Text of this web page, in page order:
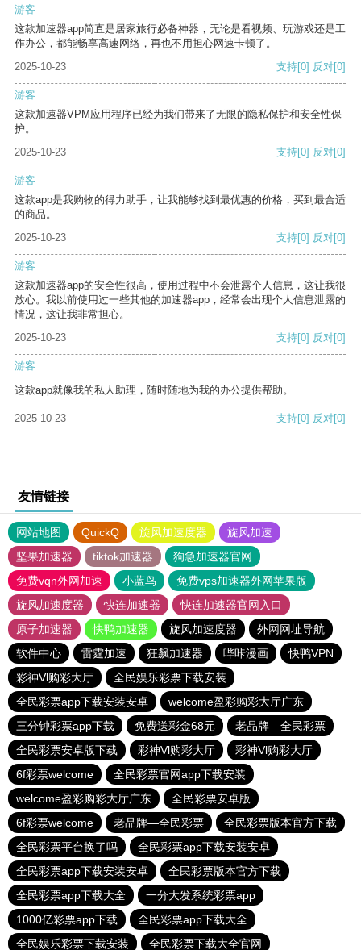
游客
这款加速器app简直是居家旅行必备神器，无论是看视频、玩游戏还是工
作办公，都能畅享高速网络，再也不用担心网速卡顿了。
2025-10-23
支持[0] 反对[0]
游客
这款加速器VPM应用程序已经为我们带来了无限的隐私保护和安全性保
护。
2025-10-23
支持[0] 反对[0]
游客
这款app是我购物的得力助手，让我能够找到最优惠的价格，买到最合适
的商品。
2025-10-23
支持[0] 反对[0]
游客
这款加速器app的安全性很高，使用过程中不会泄露个人信息，这让我很
放心。我以前使用过一些其他的加速器app，经常会出现个人信息泄露的
情况，这让我非常担心。
2025-10-23
支持[0] 反对[0]
游客
这款app就像我的私人助理，随时随地为我的办公提供帮助。
2025-10-23 支持[0] 反对[0]
友情链接
网站地图 QuickQ 旋风加速度器
旋风加速
坚果加速器
tiktok加速器
狗急加速器官网
免费vqn外网加速
小蓝鸟
免费vps加速器外网苹果版
旋风加速度器
快连加速器
快连加速器官网入口
原子加速器
快鸭加速器 旋风加速度器
外网网址导航
软件中心
雷霆加速 狂飙加速器 哔咔漫画
快鸭VPN
彩神Vl购彩大厅
全民娱乐彩票下载安装
全民彩票app下载安装安卓
welcome盈彩购彩大厅广东
三分钟彩票app下载
免费送彩金68元
老品牌—全民彩票
全民彩票安卓版下载
彩神Vl购彩大厅
彩神Vl购彩大厅
6f彩票welcome
全民彩票官网app下载安装
welcome盈彩购彩大厅广东
全民彩票安卓版
6f彩票welcome
老品牌—全民彩票
全民彩票版本官方下载
全民彩票平台换了吗
全民彩票app下载安装安卓
全民彩票app下载安装安卓
全民彩票版本官方下载
全民彩票app下载大全
一分大发系统彩票app
1000亿彩票app下载
全民彩票app下载大全
全民娱乐彩票下载安装
全民彩票下载大全官网